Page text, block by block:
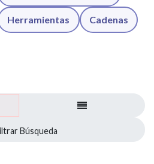
Herramientas Cadenas